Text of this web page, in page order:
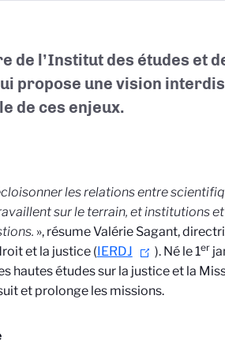
de l’Institut des études et
propose une vision
de ces enjeux.
les relations entre
sur le terrain, et institutions
», résume Valérie Sagant,
et la justice (IERDJ ). Né le 1er
hautes études sur la justice et la
et prolonge les missions.